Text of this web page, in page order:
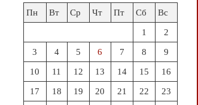
Пн
Вт Ср Чт Пт Сб Вс
1 2
3 4 5 6 7 8 9
10 11 12 13 14 15 16
17 18 19 20 21 22 23